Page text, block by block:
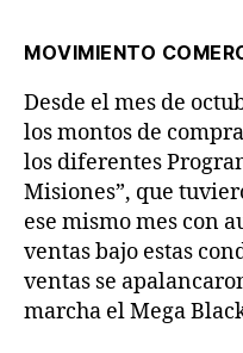
MOVIMIENTO
Desde el mes de
los montos de
los diferentes
Misiones”, que
ese mismo mes con
ventas bajo estas
ventas se
marcha el Mega